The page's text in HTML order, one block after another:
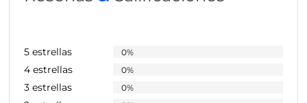
5 estrellas 0%
4 estrellas 0%
3 estrellas 0%